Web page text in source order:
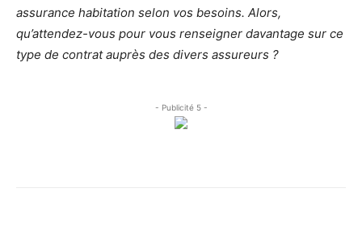
assurance habitation selon vos besoins. Alors,
qu’attendez-vous pour vous renseigner davantage sur ce
type de contrat auprès des divers assureurs ?
- Publicité 5 -